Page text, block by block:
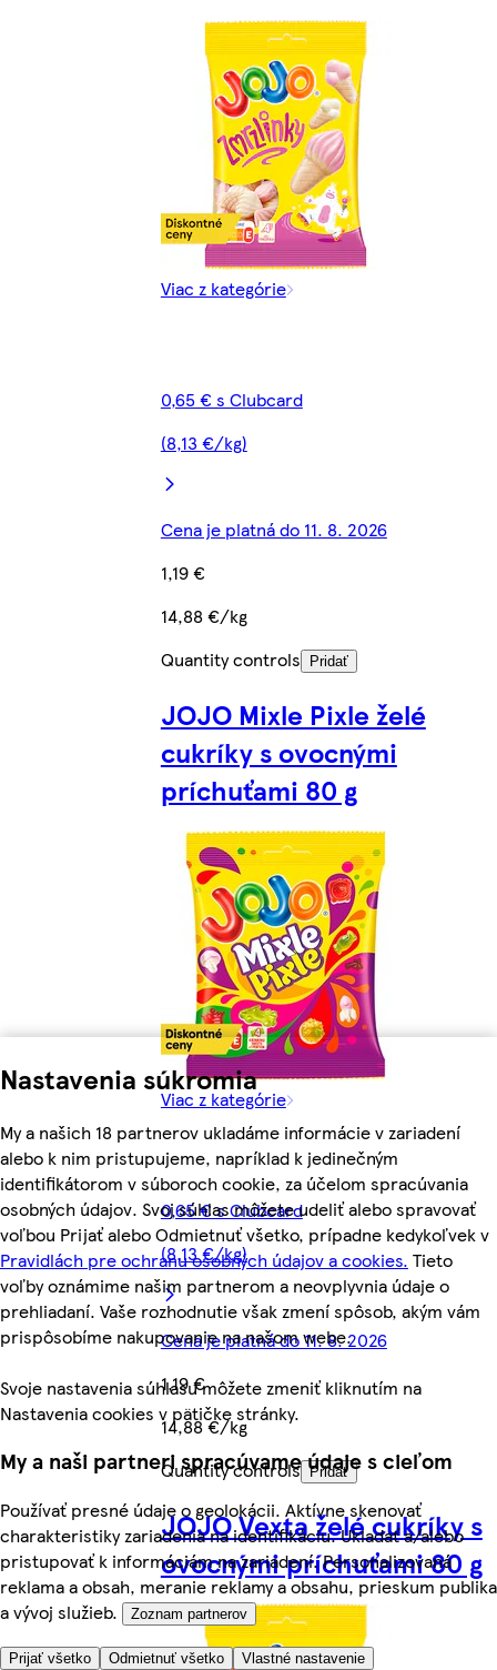
Nastavenia súkromia
My a našich 18 partnerov ukladáme informácie v zariadení
alebo k nim pristupujeme, napríklad k jedinečným
identifikátorom v súboroch cookie, za účelom spracúvania
osobných údajov. Svoj súhlas môžete udeliť alebo spravovať
voľbou Prijať alebo Odmietnuť všetko, prípadne kedykoľvek v
Pravidlách pre ochranu osobných údajov a cookies. Tieto
voľby oznámime našim partnerom a neovplyvnia údaje o
prehliadaní. Vaše rozhodnutie však zmení spôsob, akým vám
prispôsobíme nakupovanie na našom webe.
Svoje nastavenia súhlasu môžete zmeniť kliknutím na
Nastavenia cookies v pätičke stránky.
My a naši partneri spracúvame údaje s cieľom
Používať presné údaje o geolokácii. Aktívne skenovať
charakteristiky zariadenia na identifikáciu. Ukladať a/alebo
pristupovať k informáciám na zariadení. Personalizovaná
reklama a obsah, meranie reklamy a obsahu, prieskum publika
a vývoj služieb.
Zoznam partnerov
Prijať všetko Odmietnuť všetko Vlastné nastavenie
Viac z kategórie
0,65 € s Clubcard
(8,13 €/kg)
Cena je platná do 11. 8. 2026
1,19 €
14,88 €/kg
Quantity controls
Pridať
JOJO Mixle Pixle želé
cukríky s ovocnými
príchuťami 80 g
Viac z kategórie
0,65 € s Clubcard
(8,13 €/kg)
Cena je platná do 11. 8. 2026
1,19 €
14,88 €/kg
Quantity controls Pridať
JOJO Vexta želé cukríky s
ovocnými príchuťami 80 g